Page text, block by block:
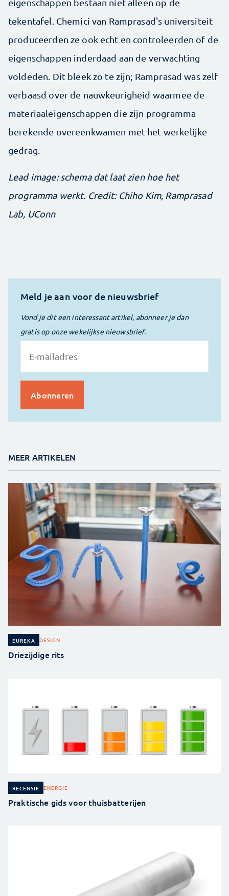
eigenschappen bestaan niet alleen op de
tekentafel. Chemici van Ramprasad's universiteit
produceerden ze ook echt en controleerden of de
eigenschappen inderdaad aan de verwachting
voldeden. Dit bleek zo te zijn; Ramprasad was zelf
verbaasd over de nauwkeurigheid waarmee de
materiaaleigenschappen die zijn programma
berekende overeenkwamen met het werkelijke
gedrag.
Lead image: schema dat laat zien hoe het
programma werkt. Credit: Chiho Kim, Ramprasad
Lab, UConn
Meld je aan voor de nieuwsbrief
Vond je dit een interessant artikel, abonneer je dan
gratis op onze wekelijkse nieuwsbrief.
MEER ARTIKELEN
EUREKA DESIGN
Driezijdige rits
RECENSIE ENERGIE
Praktische gids voor thuisbatterijen